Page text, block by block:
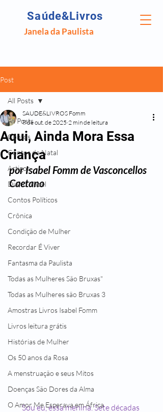
Saúde&Livros
Janela da Paulista
Post
All Posts
Contos
Contos de Natal
Artigos
Diário Isabel
Contos Políticos
Crônica
Condição de Mulher
Recordar É Viver
Fantasma da Paulista
Todas as Mulheres São Bruxas"
Todas as Mulheres são Bruxas 3
Amostras Livros Isabel Fomm
Livros leitura grátis
Histórias de Mulher
Os 50 anos da Rosa
A menstruação e seus Mitos
Doenças São Dores da Alma
O Amor Me Esperava em África
All Posts
Aqui, Ainda Mora Essa
Criança
SAUDE&LIVROS Fomm
8 de out. de 2025 2 min de leitura
por Isabel Fomm de Vasconcellos
Caetano
Sou eu, essa menina. Sete décadas